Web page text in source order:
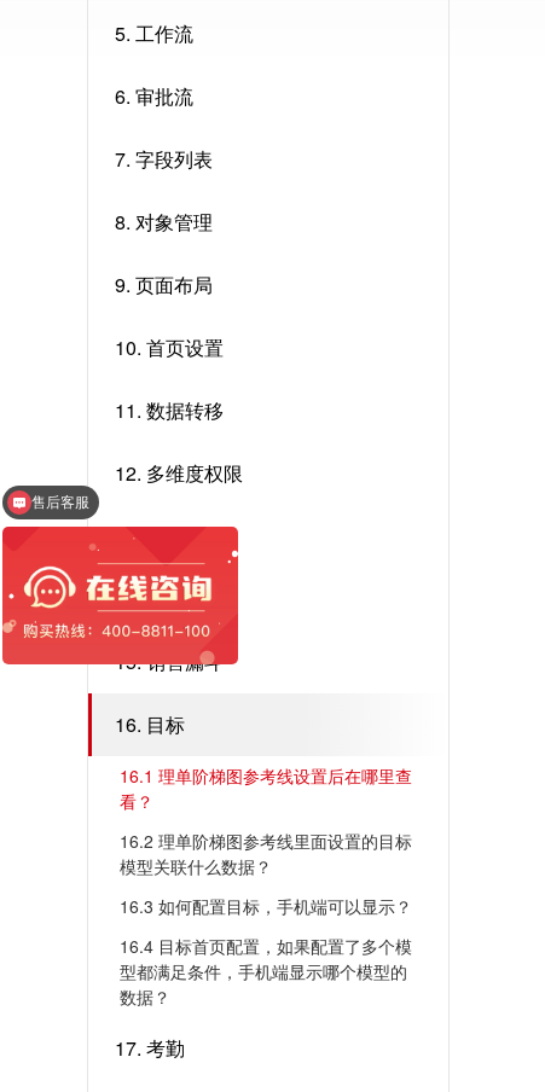
5. 工作流
6. 审批流
7. 字段列表
8. 对象管理
9. 页面布局
10. 首页设置
11. 数据转移
12. 多维度权限
13. 权限
14. 销售机会
15. 销售漏斗
16. 目标
16.1 理单阶梯图参考线设置后在哪里查
看？
16.2 理单阶梯图参考线里面设置的目标
模型关联什么数据？
16.3 如何配置目标，手机端可以显示？
16.4 目标首页配置，如果配置了多个模
型都满足条件，手机端显示哪个模型的
数据？
17. 考勤
售后客服